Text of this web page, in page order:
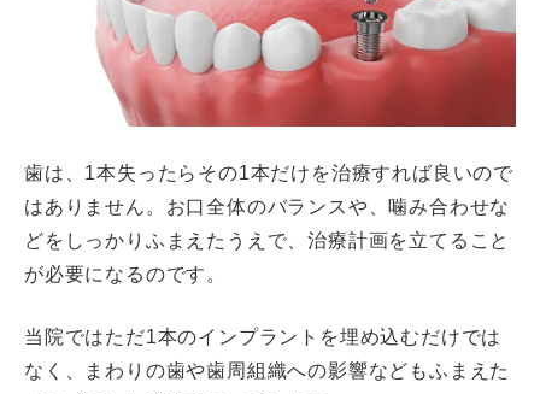
歯は、1本失ったらその1本だけを治療すれば良いので
はありません。お口全体のバランスや、噛み合わせな
どをしっかりふまえたうえで、治療計画を立てること
が必要になるのです。
当院ではただ1本のインプラントを埋め込むだけでは
なく、まわりの歯や歯周組織への影響などもふまえた